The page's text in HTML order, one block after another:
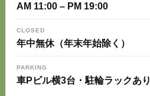
AM 11:00 – PM 19:00
CLOSED
年中無休（年末年始除く）
PARKING
車Pビル横3台・駐輪ラックあり